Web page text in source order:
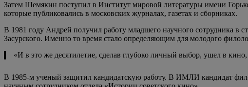
Затем Шемякин поступил в Институт мировой литературы имени
которые публиковались в московских журналах, газетах и сборниках.
В 1981 году Андрей получил работу младшего научного сотрудника
Засурского. Именно то время стало определяющим для молодого
«И в это же десятилетие, сделав глубоко личный выбор, ушел в
В 1985-м ученый защитил кандидатскую работу. В ИМЛИ кандидат